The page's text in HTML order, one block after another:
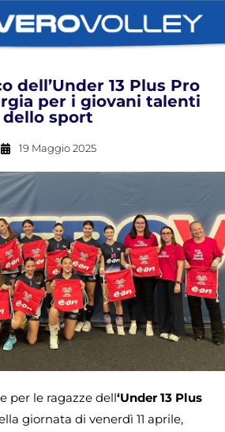
dell’Under 13 Plus Pro
per i giovani talenti
dello sport
19 Maggio 2025
per le ragazze dell‘Under 13 Plus
giornata di venerdì 11 aprile,